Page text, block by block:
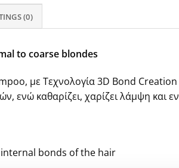
(0)
to coarse blondes
με Τεχνολογία 3D Bond
ενώ καθαρίζει, χαρίζει λάμψη και
bonds of the hair